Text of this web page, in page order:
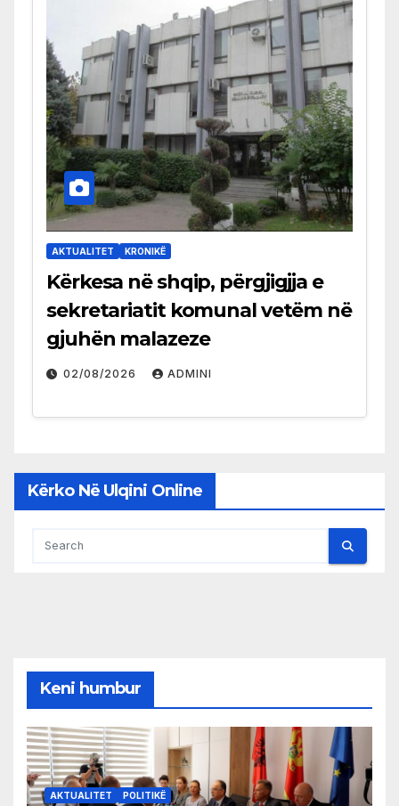
AKTUALITET KRONIKË
Kërkesa në shqip, përgjigjja e
sekretariatit komunal vetëm në
gjuhën malazeze
02/08/2026 ADMINI
Kërko Në Ulqini Online
Keni humbur
AKTUALITET POLITIKË